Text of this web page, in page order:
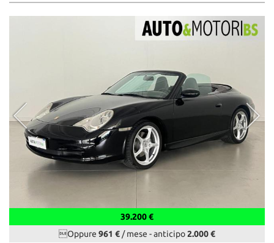
39.200 €
Oppure 961 €/ mese -anticipo2.000 €